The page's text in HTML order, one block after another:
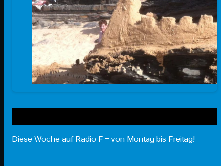
Diese Woche auf Radio F – von Montag bis Freitag!